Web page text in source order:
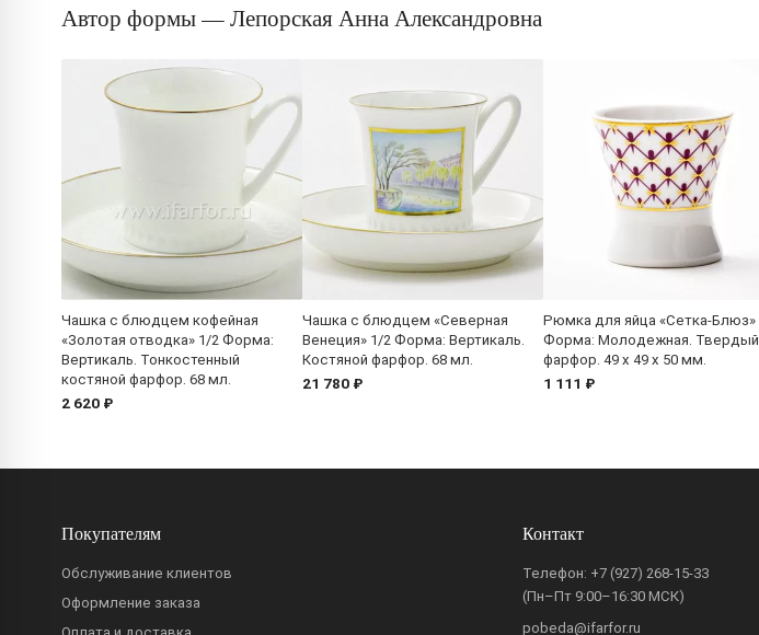
Автор формы — Лепорская Анна Александровна
Чашка с блюдцем кофейная
«Золотая отводка» 1/2 Форма:
Вертикаль. Тонкостенный
костяной фарфор. 68 мл.
2 620 ₽
Чашка с блюдцем «Северная
Венеция» 1/2 Форма: Вертикаль.
Костяной фарфор. 68 мл.
21 780 ₽
Рюмка для яйца «Сетка-Блюз»
Форма: Молодежная. Твердый
фарфор. 49 x 49 x 50 мм.
1 111 ₽
Покупателям
Обслуживание клиентов
Оформление заказа
Контакт
Телефон: +7 (927) 268-15-33
(Пн–Пт 9:00–16:30 МСК)
pobeda@ifarfor.ru